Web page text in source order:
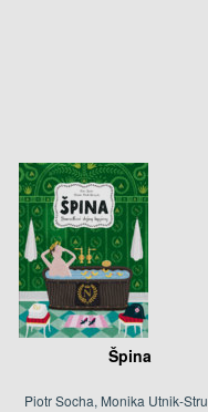
Špina
Piotr Socha, Monika Utnik-